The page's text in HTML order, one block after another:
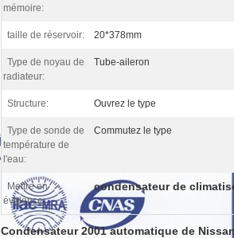
mémoire:
taille de réservoir: 20*378mm
Type de noyau de
radiateur:
Tube-aileron
Structure: Ouvrez le type
Type de sonde de
température de
l'eau:
Commutez le type
Mettre en
évidence:
condensateur de
Condensateur 2001 automatique de